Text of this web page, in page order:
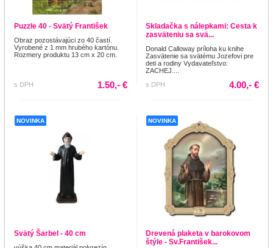
Puzzle 40 - Svätý František
Obraz pozostávajúci zo 40 častí.
Vyrobené z 1 mm hrubého kartónu.
Rozmery produktu 13 cm x 20 cm.
s DPH 1.50,- €
Skladačka s nálepkami: Cesta k
zasväteniu sa svä...
Donald Calloway príloha ku knihe
Zasvätenie sa svätému Jozefovi pre
deti a rodiny Vydavateľstvo:
ZACHEJ....
s DPH
4.00,- €
NOVINKA
Svätý Šarbel - 40 cm
NOVINKA
Drevená plaketa v barokovom
štýle - Sv.František...